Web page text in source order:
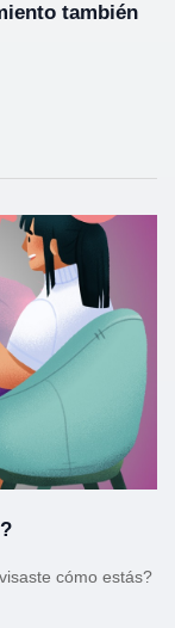
también
cómo estás?